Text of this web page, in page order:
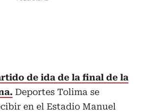
de ida de la final de la
Deportes Tolima se
en el Estadio Manuel